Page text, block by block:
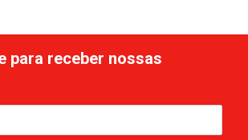
para receber nossas